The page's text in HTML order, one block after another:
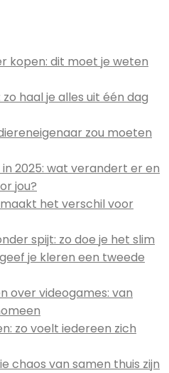
kopen: dit moet je weten
haal je alles uit één dag
zou moeten
2025: wat verandert er en
jou?
het verschil voor
spijt: zo doe je het slim
je kleren een tweede
over videogames: van
zo voelt iedereen zich
chaos van samen thuis zijn